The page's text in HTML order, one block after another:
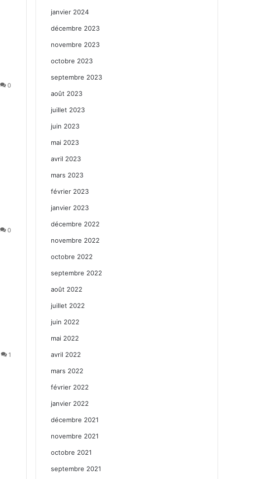
0
0
1
janvier 2024
décembre 2023
novembre 2023
octobre 2023
septembre 2023
août 2023
juillet 2023
juin 2023
mai 2023
avril 2023
mars 2023
février 2023
janvier 2023
décembre 2022
novembre 2022
octobre 2022
septembre 2022
août 2022
juillet 2022
juin 2022
mai 2022
avril 2022
mars 2022
février 2022
janvier 2022
décembre 2021
novembre 2021
octobre 2021
septembre 2021